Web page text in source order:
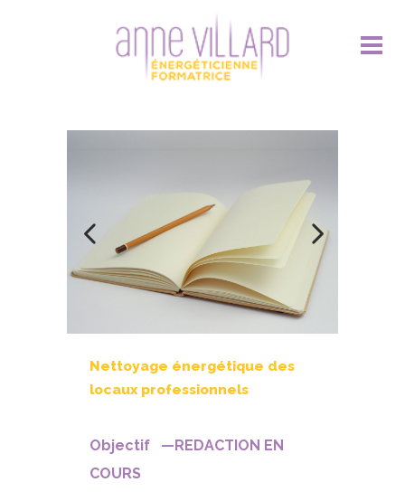
Nettoyage énergétique des
locaux professionnels
Objectif —REDACTION EN
COURS